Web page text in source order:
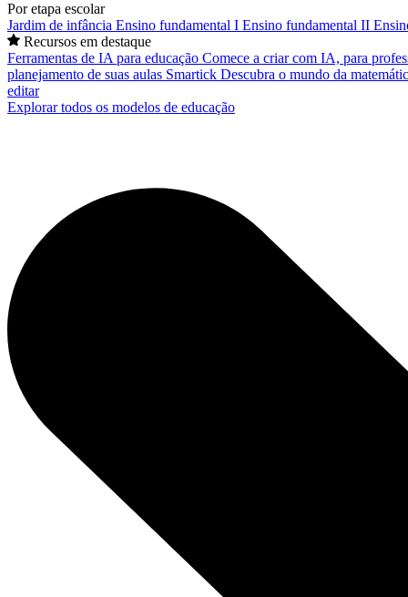
Por etapa escolar
Jardim de infância Ensino fundamental I Ensino fundamental II
Recursos em destaque
Ferramentas de IA para educação Comece a criar com IA, para
planejamento de suas aulas Smartick Descubra o mundo da
editar
Explorar todos os modelos de educação